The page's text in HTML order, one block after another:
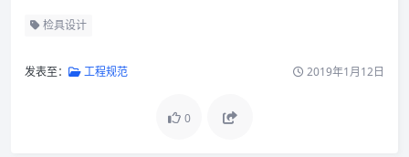
检具设计
发表至： 工程规范 2019年1月12日
0